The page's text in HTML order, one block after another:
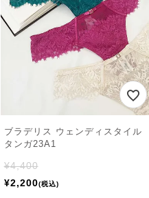
ブラデリス ウェンディスタイル
タンガ23A1
¥4,400
¥2,200 税込